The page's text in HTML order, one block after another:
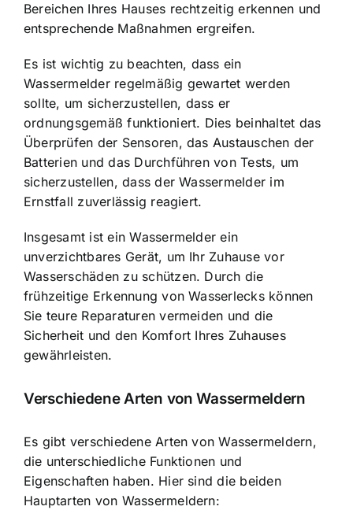
Bereichen Ihres Hauses rechtzeitig erkennen und
entsprechende Maßnahmen ergreifen.
Es ist wichtig zu beachten, dass ein
Wassermelder regelmäßig gewartet werden
sollte, um sicherzustellen, dass er
ordnungsgemäß funktioniert. Dies beinhaltet das
Überprüfen der Sensoren, das Austauschen der
Batterien und das Durchführen von Tests, um
sicherzustellen, dass der Wassermelder im
Ernstfall zuverlässig reagiert.
Insgesamt ist ein Wassermelder ein
unverzichtbares Gerät, um Ihr Zuhause vor
Wasserschäden zu schützen. Durch die
frühzeitige Erkennung von Wasserlecks können
Sie teure Reparaturen vermeiden und die
Sicherheit und den Komfort Ihres Zuhauses
gewährleisten.
Verschiedene Arten von Wassermeldern
Es gibt verschiedene Arten von Wassermeldern,
die unterschiedliche Funktionen und
Eigenschaften haben. Hier sind die beiden
Hauptarten von Wassermeldern: